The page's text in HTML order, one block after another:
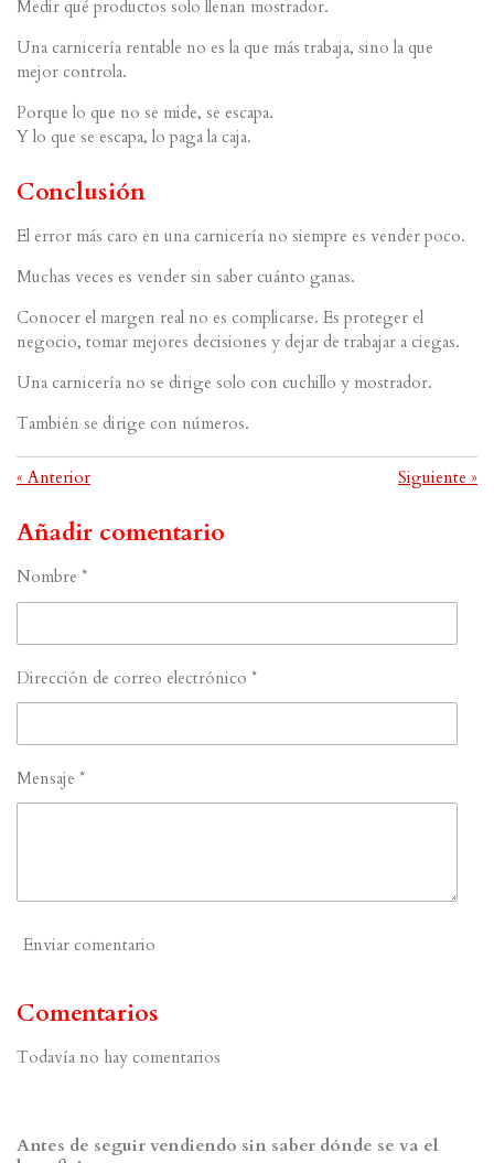
Medir qué productos solo llenan mostrador.
Una carnicería rentable no es la que más trabaja, sino la que
mejor controla.
Porque lo que no se mide, se escapa.
Y lo que se escapa, lo paga la caja.
Conclusión
El error más caro en una carnicería no siempre es vender poco.
Muchas veces es vender sin saber cuánto ganas.
Conocer el margen real no es complicarse. Es proteger el
negocio, tomar mejores decisiones y dejar de trabajar a ciegas.
Una carnicería no se dirige solo con cuchillo y mostrador.
También se dirige con números.
« Anterior Siguiente »
Añadir comentario
Nombre *
Dirección de correo electrónico *
Mensaje *
Enviar comentario
Comentarios
Todavía no hay comentarios
Antes de seguir vendiendo sin saber dónde se va el